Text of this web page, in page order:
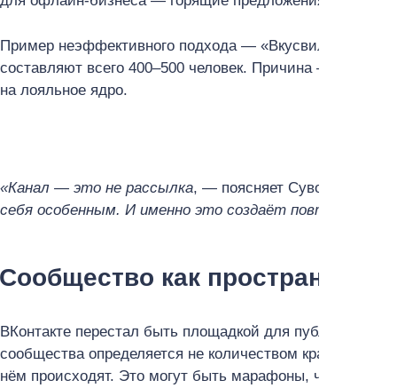
Пример неэффективного подхода — «Вкусвилл»: при
составляют всего 400–500 человек. Причина — в том,
на лояльное ядро.
«Канал — это не рассылка, — поясняет Суворова. —
себя особенным. И именно это создаёт повторные
Сообщество как пространство
ВКонтакте перестал быть площадкой для публикации
сообщества определяется не количеством красивых
нём происходят. Это могут быть марафоны,